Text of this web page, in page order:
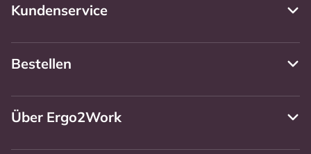
Kundenservice
Bestellen
Über Ergo2Work